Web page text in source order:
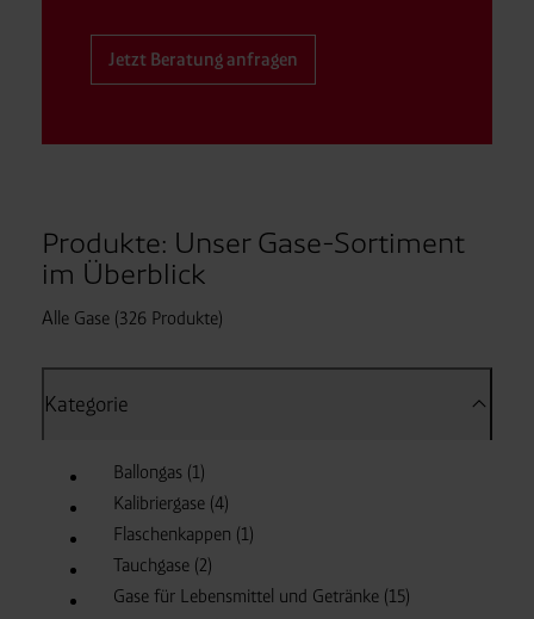
Jetzt Beratung anfragen
Produkte: Unser Gase-Sortiment
im Überblick